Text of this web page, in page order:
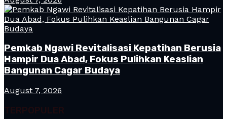
Pemkab Ngawi Revitalisasi Kepatihan Berusia
Hampir Dua Abad, Fokus Pulihkan Keaslian
Bangunan Cagar Budaya
August 7, 2026
TERPOPULER